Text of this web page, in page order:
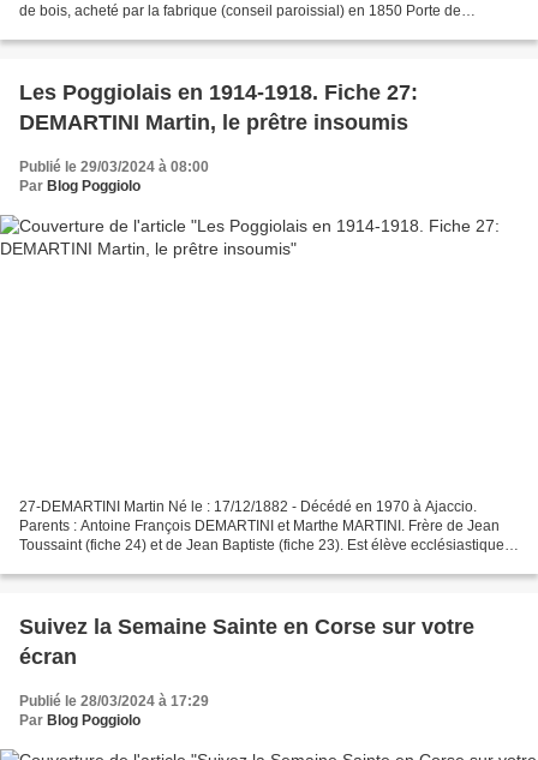
de bois, acheté par la fabrique (conseil paroissial) en 1850 Porte de
Les Poggiolais en 1914-1918. Fiche 27:
DEMARTINI Martin, le prêtre insoumis
Publié le 29/03/2024 à 08:00
Par Blog Poggiolo
27-DEMARTINI Martin Né le : 17/12/1882 - Décédé en 1970 à Ajaccio.
Parents : Antoine François DEMARTINI et Marthe MARTINI. Frère de Jean
Toussaint (fiche 24) et de Jean Baptiste (fiche 23). Est élève ecclésiastique à
Suivez la Semaine Sainte en Corse sur votre
écran
Publié le 28/03/2024 à 17:29
Par Blog Poggiolo